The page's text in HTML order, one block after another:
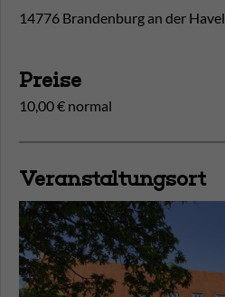
14776 Brandenburg an der Havel
Preise
10,00 € normal
Veranstaltungsort